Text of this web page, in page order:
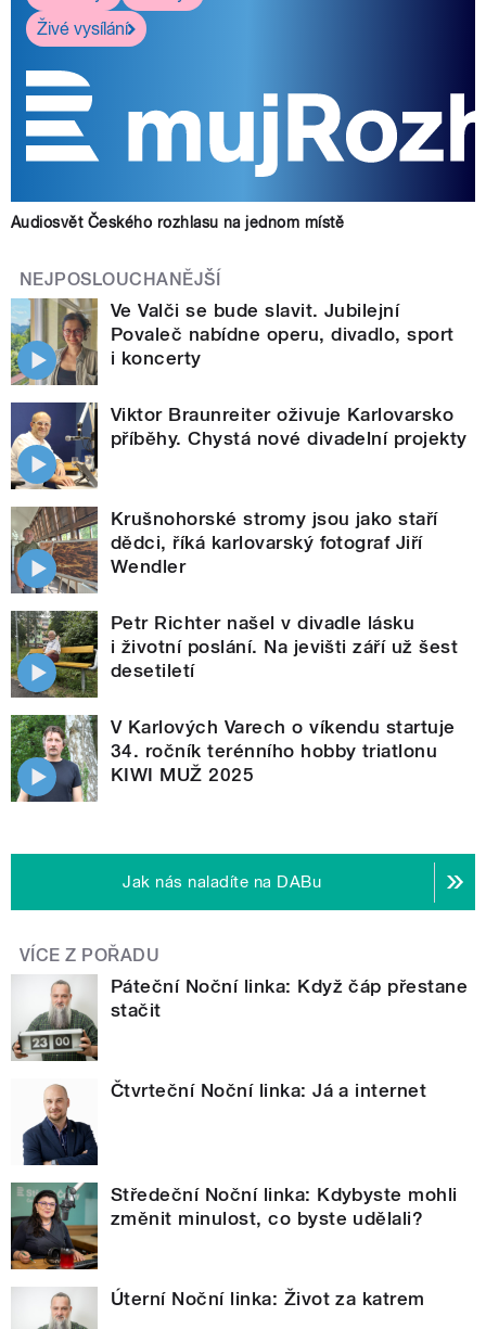
Živé vysílání
Audiosvět Českého rozhlasu na jednom místě
NEJPOSLOUCHANĚJŠÍ
Ve Valči se bude slavit. Jubilejní
Povaleč nabídne operu, divadlo, sport
i koncerty
Viktor Braunreiter oživuje Karlovarsko
příběhy. Chystá nové divadelní projekty
Krušnohorské stromy jsou jako staří
dědci, říká karlovarský fotograf Jiří
Wendler
Petr Richter našel v divadle lásku
i životní poslání. Na jevišti září už šest
desetiletí
V Karlových Varech o víkendu startuje
34. ročník terénního hobby triatlonu
KIWI MUŽ 2025
Jak nás naladíte na DABu
VÍCE Z POŘADU
Páteční Noční linka: Když čáp přestane
stačit
Čtvrteční Noční linka: Já a internet
Středeční Noční linka: Kdybyste mohli
změnit minulost, co byste udělali?
Úterní Noční linka: Život za katrem